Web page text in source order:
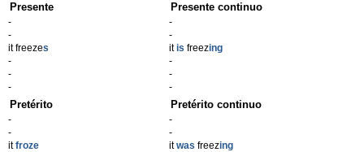
Presente
-
-
it freezes
-
-
-
Presente continuo
-
-
itis freezing
-
-
-
Pretérito
-
-
itfroze
Pretérito continuo
-
-
itwas freezing